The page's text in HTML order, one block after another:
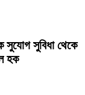
সুযোগ সুবিধা থেকে
হক